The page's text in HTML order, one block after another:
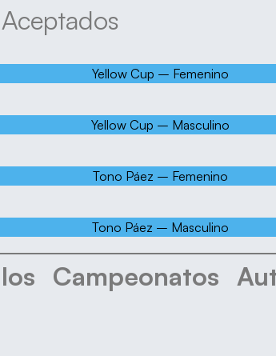
Yellow Cup – Femenino
Yellow Cup – Masculino
Tono Páez – Femenino
Tono Páez – Masculino
Campeonatos